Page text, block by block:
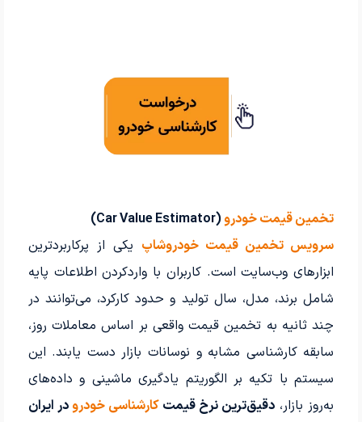
تخمین قیمت خودرو(Car Value Estimator)
سرویس تخمین قیمت خودروشاپ یکی از پرکاربردترین
ابزارهای وب‌سایت است. کاربران با واردکردن اطلاعات پایه
شامل برند، مدل، سال تولید و حدود کارکرد، می‌توانند در
چند ثانیه به تخمین قیمت واقعی بر اساس معاملات روز،
سابقه کارشناسی مشابه و نوسانات بازار دست یابند. این
سیستم با تکیه بر الگوریتم یادگیری ماشینی و داده‌های
به‌روز بازار، دقیق‌ترین نرخ قیمتکارشناسی خودرودر ایران